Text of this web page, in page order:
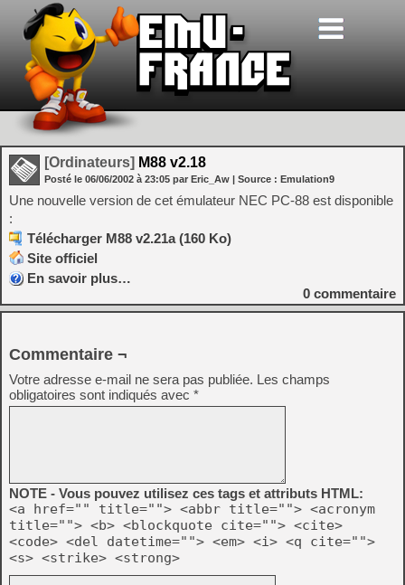
[Ordinateurs] M88 v2.18
Posté le 06/06/2002 à 23:05 par Eric_Aw | Source : Emulation9
Une nouvelle version de cet émulateur NEC PC-88 est disponible
:
Télécharger M88 v2.21a (160 Ko)
Site officiel
En savoir plus…
0 commentaire
Commentaire ¬
Votre adresse e-mail ne sera pas publiée. Les champs
obligatoires sont indiqués avec *
NOTE - Vous pouvez utilisez ces tags et attributs HTML:
<a href="" title=""> <abbr title=""> <acronym
title=""> <b> <blockquote cite=""> <cite>
<code> <del datetime=""> <em> <i> <q cite="">
<s> <strike> <strong>